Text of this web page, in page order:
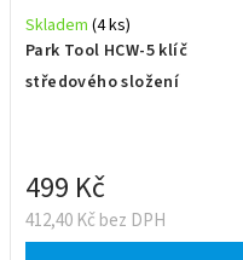
Park Tool HCW-5 klíč
středového složení
Skladem (4 ks)
412,40 Kč bez DPH
499 Kč